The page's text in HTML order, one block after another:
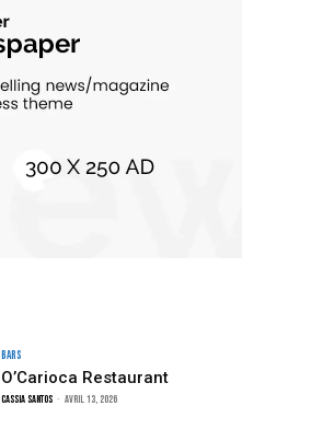
Bars
O’Carioca Restaurant
Cassia Santos - avril 13, 2026